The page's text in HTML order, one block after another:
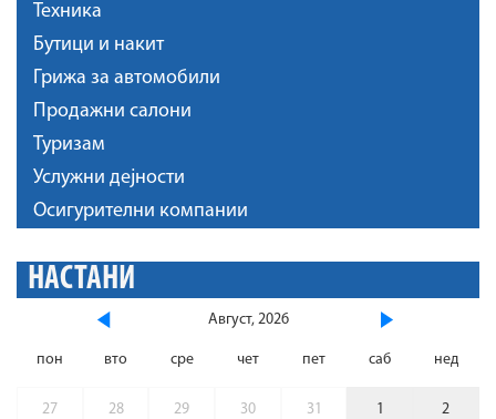
Техника
Бутици и накит
Грижа за автомобили
Продажни салони
Туризам
Услужни дејности
Осигурителни компании
НАСТАНИ
Август, 2026
пон вто сре чет пет саб нед
27 28 29 30 31 1 2